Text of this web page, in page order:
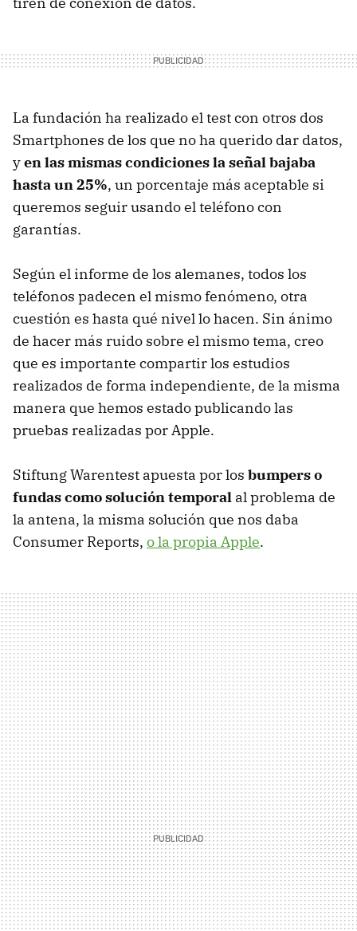
La fundación ha realizado el test con otros dos
Smartphones de los que no ha querido dar datos,
yen las mismas condiciones la señal bajaba
hasta un 25%, un porcentaje más aceptable si
queremos seguir usando el teléfono con
garantías.
Según el informe de los alemanes, todos los
teléfonos padecen el mismo fenómeno, otra
cuestión es hasta qué nivel lo hacen. Sin ánimo
de hacer más ruido sobre el mismo tema, creo
que es importante compartir los estudios
realizados de forma independiente, de la misma
manera que hemos estado publicando las
pruebas realizadas por Apple.
Stiftung Warentest apuesta por los bumpers o
fundas como solución temporal al problema de
la antena, la misma solución que nos daba
Consumer Reports, o la propia Apple.